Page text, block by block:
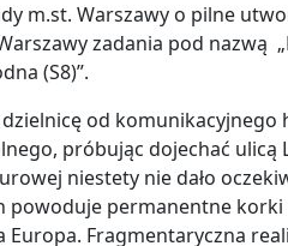
m.st. Warszawy o pilne
zadania pod nazwą
(S8)”.
od
próbując dojechać ulicą
niestety nie dało
powoduje permanentne
Europa. Fragmentaryczna